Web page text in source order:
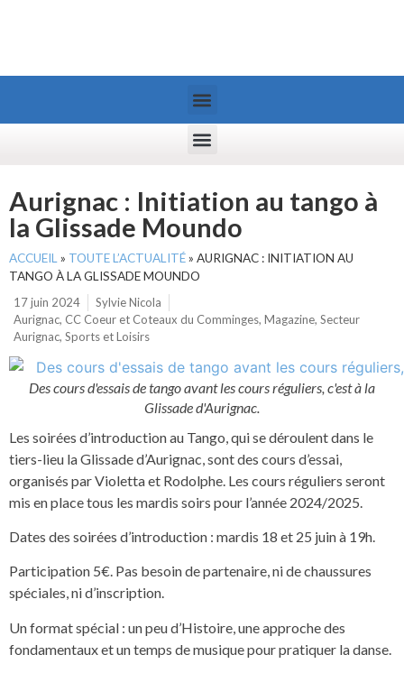
Aurignac : Initiation au tango à
la Glissade Moundo
ACCUEIL » TOUTE L’ACTUALITÉ» AURIGNAC : INITIATION AU
TANGO À LA GLISSADE MOUNDO
17 juin 2024
Sylvie Nicola
Aurignac, CC Coeur et Coteaux du Comminges, Magazine, Secteur
Aurignac, Sports et Loisirs
Des cours d'essais de tango avant les cours réguliers, c'est à la
Glissade d'Aurignac.
Les soirées d’introduction au Tango, qui se déroulent dans le
tiers-lieu la Glissade d’Aurignac, sont des cours d’essai,
organisés par Violetta et Rodolphe. Les cours réguliers seront
mis en place tous les mardis soirs pour l’année 2024/2025.
Dates des soirées d’introduction : mardis 18 et 25 juin à 19h.
Participation 5€. Pas besoin de partenaire, ni de chaussures
spéciales, ni d’inscription.
Un format spécial : un peu d’Histoire, une approche des
fondamentaux et un temps de musique pour pratiquer la danse.